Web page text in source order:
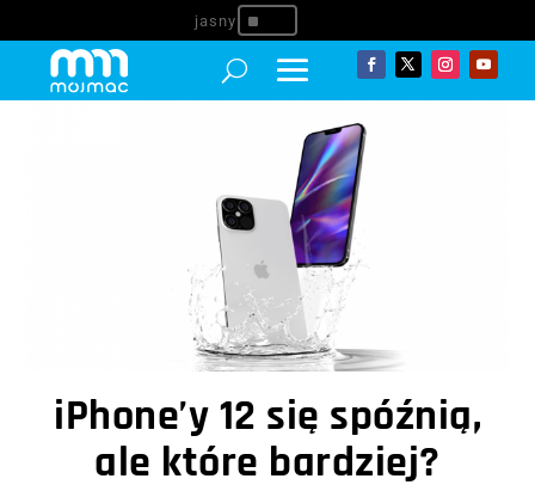
^
iPhone’y 12 się spóźnią,
ale które bardziej?